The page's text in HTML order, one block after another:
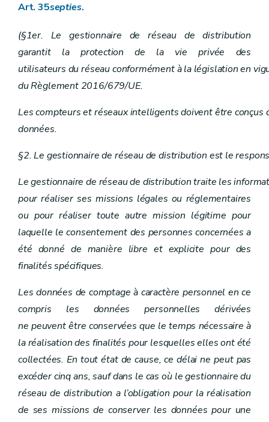
Art. 35septies.
(§1er. Le gestionnaire de réseau de distribution
garantit la protection de la vie privée des
utilisateurs du réseau conformément à la législation en
du Règlement 2016/679/UE.
Les compteurs et réseaux intelligents doivent être conçus
données.
§2. Le gestionnaire de réseau de distribution est le
Le gestionnaire de réseau de distribution traite les
pour réaliser ses missions légales ou réglementaires
ou pour réaliser toute autre mission légitime pour
laquelle le consentement des personnes concernées a
été donné de manière libre et explicite pour des
finalités spécifiques.
Les données de comptage à caractère personnel en ce
compris les données personnelles dérivées
ne peuvent être conservées que le temps nécessaire à
la réalisation des finalités pour lesquelles elles ont été
collectées. En tout état de cause, ce délai ne peut pas
excéder cinq ans, sauf dans le cas où le gestionnaire du
réseau de distribution a l’obligation pour la réalisation
de ses missions de conserver les données pour une